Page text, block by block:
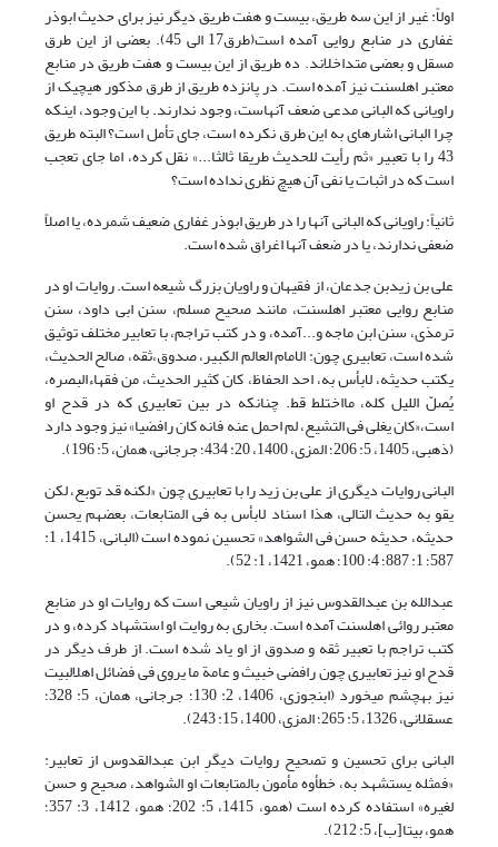
اولاً: غیر از این سه طریق، بیست و هفت طریق دیگر نیز برای حدیث ابوذر
غفاری در منابع روایی آمده است(طرق17 الی 45). بعضی از این طرق
مسقل و بعضی متداخل‏اند. ده طریق از این بیست و هفت طریق در منابع
معتبر اهل‏سنت نیز آمده است. در پانزده طریق از طرق مذکور هیچ‏یک از
راویانی که البانی مدعی ضعف آنهاست، وجود ندارند. با این وجود، این‏که
چرا البانی اشاره‏ای به این طرق نکرده است، جای تأمل است؟ البته طریق
43 را با تعبیر «ثم رأیت للحدیث طریقا ثالثا...» نقل کرده، اما جای تعجب
است که در اثبات یا نفی آن هیچ نظری نداده است؟
ثانیاً: راویانی که البانی آنها را در طریق ابوذر غفاری ضعیف شمرده، یا اصلاً
ضعفی ندارند، یا در ضعف آنها اغراق شده است.
علی بن زیدبن جدعان، از فقیهان و راویان بزرگ شیعه است. روایات او در
منابع روایی معتبر اهل‏سنت، مانند صحیح مسلم، سنن ابی داود، سنن
ترمذی، سنن ابن ماجه و...آمده، و در کتب تراجم، با تعابیر مختلف توثیق
شده است، تعابیری چون: الامام العالم الکبیر، صدوق،ثقه، صالح الحدیث،
یکتب حدیثه، لابأس به، احد الحفاظ، کان کثیر الحدیث، من فقهاءالبصره،
یُصلّ اللیل کله، مااختلط قط. چنان‏که در بین تعابیری که در قدح او
است،«کان یغلی فی التشیع، لم احمل عنه فانه کان رافضیا» نیز وجود دارد
(ذهبی، 1405، 5: 206؛ المزی، 1400، 20: 434؛ جرجانی، همان، 5: 196).
البانی روایات دیگری از علی بن زید را با تعابیری چون «لکنه قد توبع، لکن
یقو به حدیث التالی، هذا اسناد لابأس به فی المتابعات، بعضهم یحسن
حدیثه، حدیثه حسن فی الشواهد» تحسین نموده است (البانی، 1415، 1:
587؛ 1: 887؛ 4: 100؛ همو، 1421، 1: 52).
عبدالله بن عبدالقدوس نیز از راویان شیعی است که روایات او در منابع
معتبر روائی اهل‏سنت آمده است. بخاری به روایت او استشهاد کرده، و در
کتب تراجم با تعبیر ثقه و صدوق از او یاد شده است. از طرف دیگر در
قدح او نیز تعابیری چون رافضی خبیث و عامة ما یروی فی فضائل اهل‏البیت
نیز به‏چشم می‏خورد (ابن‏جوزی، 1406، 2: 130؛ جرجانی، همان، 5: 328؛
عسقلانی، 1326، 5: 265؛ المزی، 1400، 15: 243).
البانی برای تحسین و تصحیح روایات دیگرِ ابن عبدالقدوس از تعابیر:
«فمثله یستشهد به، خطأوه مأمون بالمتابعات او الشواهد، صحیح و حسن
لغیره» استفاده کرده است (همو، 1415، 5: 202؛ همو، 1412، 3: 357؛
همو، بی‏تا[ب]، 5: 212).